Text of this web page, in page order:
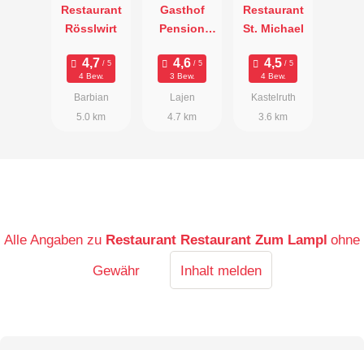
Restaurant
Rösslwirt
4 Bew.
Barbian
5.0 km
Gasthof
Pension
3 Bew.
Lajen
4.7 km
Restaurant
St. Michael
4 Bew.
Kastelruth
3.6 km
Alle Angaben zu Restaurant Restaurant Zum Lampl ohne
Gewähr
Inhalt melden